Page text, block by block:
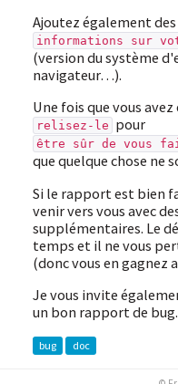
Ajoutez également des
informations sur
(version du système
navigateur…).
Une fois que vous
relisez-le pour
être sûr de vous
que quelque chose ne
Si le rapport est bien
venir vers vous avec
supplémentaires. Le
temps et il ne vous
(donc vous en gagnez
Je vous invite
un bon rapport de bug.
bug doc